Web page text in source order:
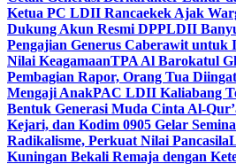
Ketua PC LDII Rancaekek Ajak
Dukung Akun Resmi DPPLDII
Pengajian Generus Caberawit untuk
Nilai KeagamaanTPA Al Barokatul
Pembagian Rapor, Orang Tua
Mengaji AnakPAC LDII Kaliabang
Bentuk Generasi Muda Cinta Al-
Kejari, dan Kodim 0905 Gelar
Radikalisme, Perkuat Nilai Pancasila
Kuningan Bekali Remaja dengan